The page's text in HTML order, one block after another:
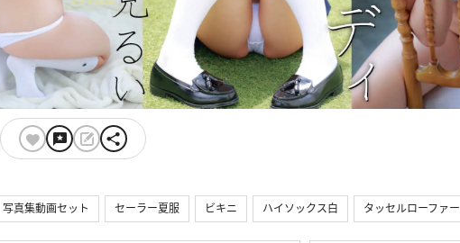
写真集動画セット セーラー夏服 ビキニ ハイソックス白 タッセルローファー